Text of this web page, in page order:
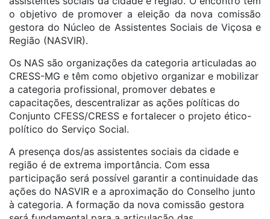
o objetivo de promover a eleição da nova comissão
gestora do Núcleo de Assistentes Sociais de Viçosa e
Região (NASVIR).
Os NAS são organizações da categoria articuladas ao
CRESS-MG e têm como objetivo organizar e mobilizar
a categoria profissional, promover debates e
capacitações, descentralizar as ações políticas do
Conjunto CFESS/CRESS e fortalecer o projeto ético-
político do Serviço Social.
A presença dos/as assistentes sociais da cidade e
região é de extrema importância. Com essa
participação será possível garantir a continuidade das
ações do NASVIR e a aproximação do Conselho junto
à categoria. A formação da nova comissão gestora